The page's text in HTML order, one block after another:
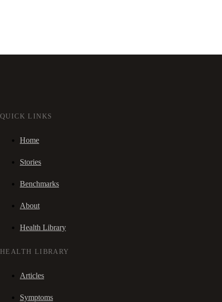
QUICK LINKS
Home
Stories
Benchmarks
About
Health Library
HEALTH LIBRARY
Articles
Symptoms